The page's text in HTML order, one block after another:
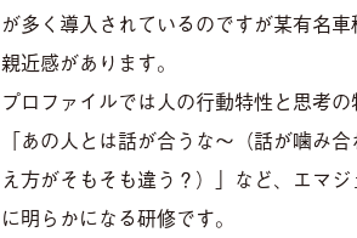
が多く導入されているのですが某有名
親近感があります。
プロファイルでは人の行動特性と思考
「あの人とは話が合うな〜（話が噛み
え方がそもそも違う？）」など、エマ
に明らかになる研修です。